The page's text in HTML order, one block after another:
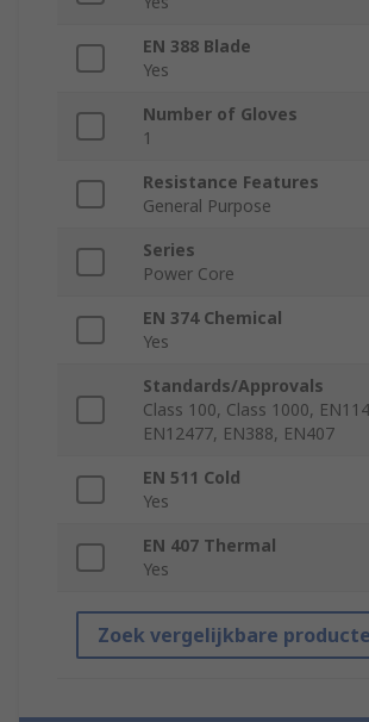
EN 388 Blade
Yes
Number of Gloves
1
Resistance Features
General Purpose
Series
Power Core
EN 374 Chemical
Yes
Standards/Approvals
Class 100, Class 1000,
EN12477, EN388, EN407
EN 511 Cold
Yes
EN 407 Thermal
Yes
Zoek vergelijkbare